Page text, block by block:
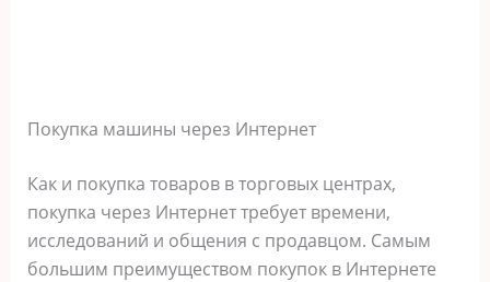
Покупка машины через Интернет
Как и покупка товаров в торговых центрах,
покупка через Интернет требует времени,
исследований и общения с продавцом. Самым
большим преимуществом покупок в Интернете